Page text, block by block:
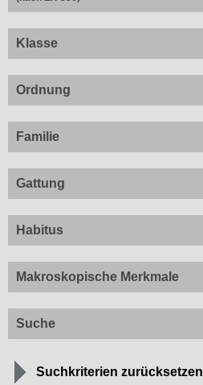
Klasse
Ordnung
Familie
Gattung
Habitus
Makroskopische Merkmale
Suche
Suchkriterien zurücksetzen